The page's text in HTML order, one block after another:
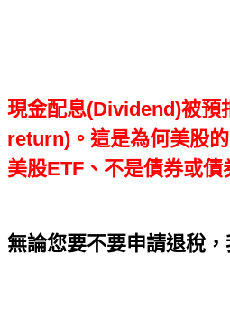
現金配息(Dividend)被預
return)。這是為何美股
美股ETF、不是債券或
無論您要不要申請退稅